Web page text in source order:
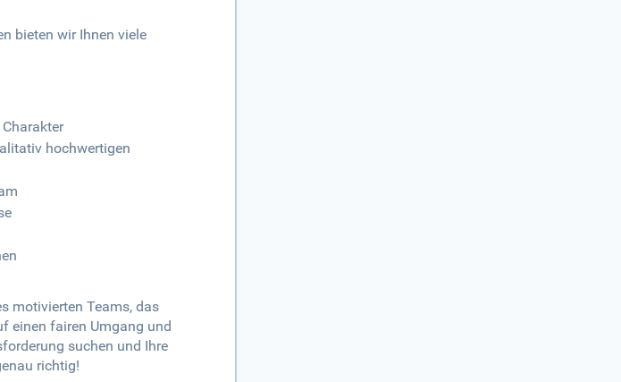
bieten wir Ihnen viele
hochwertigen
motivierten Teams, das
einen fairen Umgang und
suchen und Ihre
richtig!